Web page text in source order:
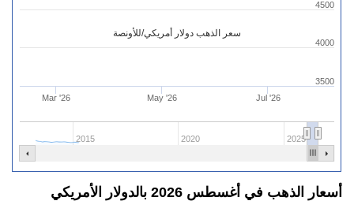
سعر الذهب دولار أمريكي/للأونصة
Mar '26 May '26 Jul '26
2015 2020 2025
4000
4500
3500
أسعار الذهب في أغسطس 2026 بالدولار الأمريكي